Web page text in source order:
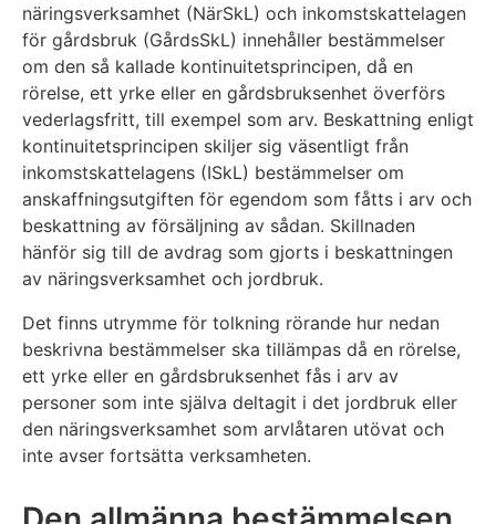
näringsverksamhet (NärSkL) och inkomstskattelagen
för gårdsbruk (GårdsSkL) innehåller bestämmelser
om den så kallade kontinuitetsprincipen, då en
rörelse, ett yrke eller en gårdsbruksenhet överförs
vederlagsfritt, till exempel som arv. Beskattning enligt
kontinuitetsprincipen skiljer sig väsentligt från
inkomstskattelagens (ISkL) bestämmelser om
anskaffningsutgiften för egendom som fåtts i arv och
beskattning av försäljning av sådan. Skillnaden
hänför sig till de avdrag som gjorts i beskattningen
av näringsverksamhet och jordbruk.
Det finns utrymme för tolkning rörande hur nedan
beskrivna bestämmelser ska tillämpas då en rörelse,
ett yrke eller en gårdsbruksenhet fås i arv av
personer som inte själva deltagit i det jordbruk eller
den näringsverksamhet som arvlåtaren utövat och
inte avser fortsätta verksamheten.